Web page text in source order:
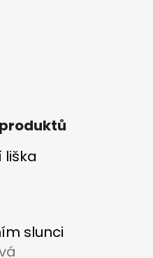
liška
je 5 z 5 hvězdiček.
slunci